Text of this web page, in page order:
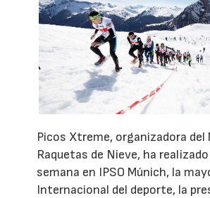
Picos Xtreme, organizadora del
Raquetas de Nieve, ha
semana en IPSO Múnich, la
Internacional del deporte, la